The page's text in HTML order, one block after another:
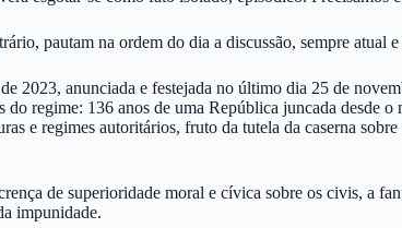
pautam na ordem do dia a discussão, sempre atual
2023, anunciada e festejada no último dia 25 de
regime: 136 anos de uma República juncada desde
e regimes autoritários, fruto da tutela da caserna
de superioridade moral e cívica sobre os civis, a
impunidade.